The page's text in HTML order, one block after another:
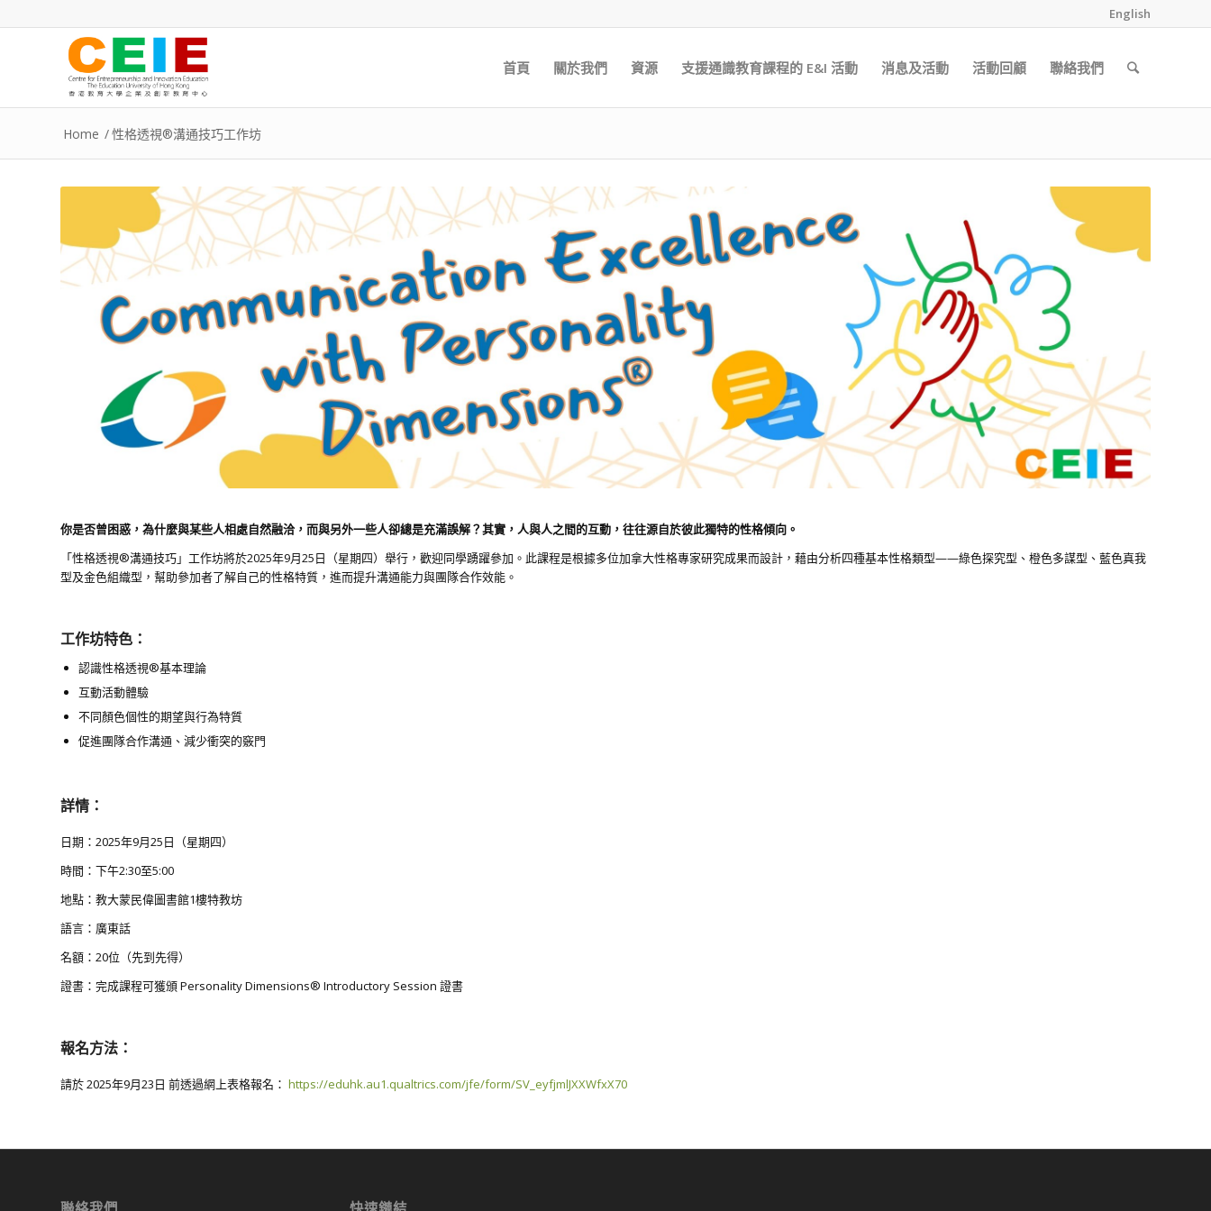
English
首頁 關於我們 資源 支援通識教育課程的 E&I 活動 消息及活動 活動回顧 聯絡我們
Home /性格透視®溝通技巧工作坊
你是否曾困惑，為什麼與某些人相處自然融洽，而與另外一些人卻總是充滿誤解？其實，人與人之間的互動，往往源自於彼此獨特的性格傾向。
「性格透視®溝通技巧」工作坊將於2025年9月25日（星期四）舉行，歡迎同學踴躍參加。此課程是根據多位加拿大性格專家研究成果而設計，藉由分析四種基本性格類型——綠色探究型、橙色多謀型、藍色真我
型及金色組織型，幫助參加者了解自己的性格特質，進而提升溝通能力與團隊合作效能。
工作坊特色：
認識性格透視®基本理論
互動活動體驗
不同顏色個性的期望與行為特質
促進團隊合作溝通、減少衝突的竅門
詳情：
日期：2025年9月25日（星期四）
時間：下午2:30至5:00
地點：教大蒙民偉圖書館1樓特教坊
語言：廣東話
名額：20位（先到先得）
證書：完成課程可獲頒 Personality Dimensions® Introductory Session 證書
報名方法：
請於 2025年9月23日 前透過網上表格報名： https://eduhk.au1.qualtrics.com/jfe/form/SV_eyfjmlJXXWfxX70